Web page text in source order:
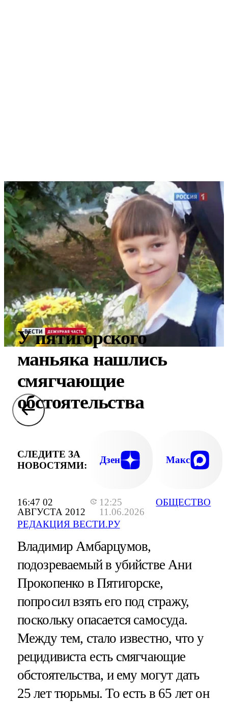
16:47 02
АВГУСТА 2012
12:25
11.06.2026
РЕДАКЦИЯ ВЕСТИ.РУ
ОБЩЕСТВО
У пятигорского
маньяка нашлись
смягчающие
обстоятельства
СЛЕДИТЕ ЗА
НОВОСТЯМИ:
Дзен Макс
Владимир Амбарцумов,
подозреваемый в убийстве Ани
Прокопенко в Пятигорске,
попросил взять его под стражу,
поскольку опасается самосуда.
Между тем, стало известно, что у
рецидивиста есть смягчающие
обстоятельства, и ему могут дать
25 лет тюрьмы. То есть в 65 лет он